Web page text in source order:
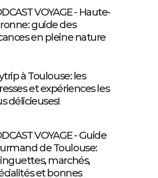
VOYAGE - Haute-
guide des
en pleine nature
à Toulouse: les
et expériences les
délicieuses!
VOYAGE - Guide
de Toulouse:
marchés,
et bonnes